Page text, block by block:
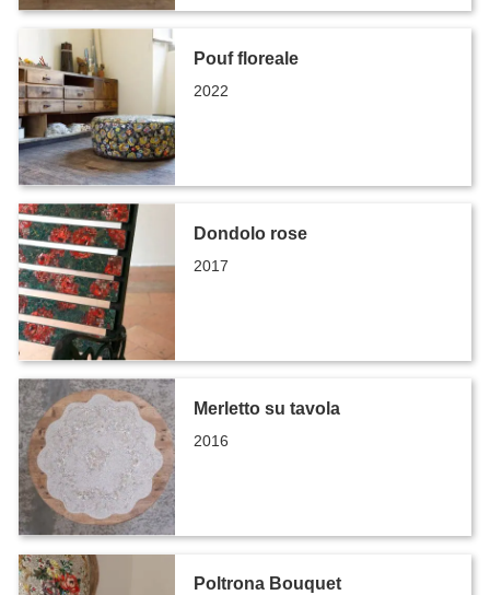
Pouf floreale
2022
Dondolo rose
2017
Merletto su tavola
2016
Poltrona Bouquet